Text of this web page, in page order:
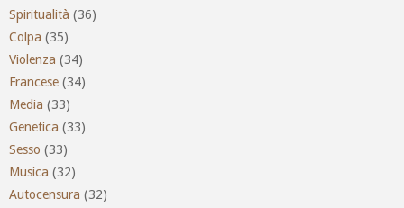
Spiritualità (36)
Colpa (35)
Violenza (34)
Francese (34)
Media (33)
Genetica (33)
Sesso (33)
Musica (32)
Autocensura (32)